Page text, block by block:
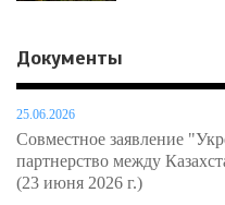
Документы
25.06.2026
Совместное заявление
партнерство между
(23 июня 2026 г.)